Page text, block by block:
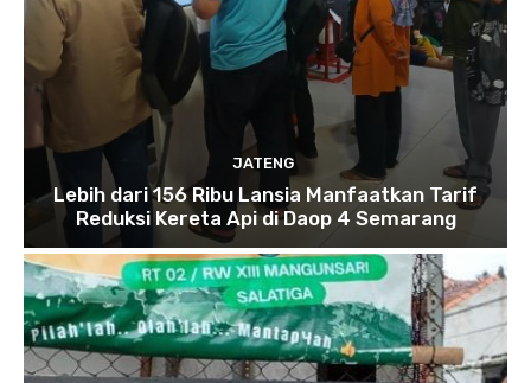
JATENG
Lebih dari 156 Ribu Lansia Manfaatkan Tarif
Reduksi Kereta Api di Daop 4 Semarang